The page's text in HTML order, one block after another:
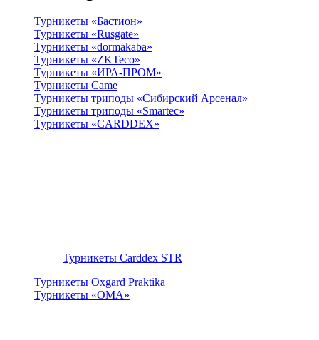
Турникеты «Бастион»
Турникеты «Rusgate»
Турникеты «dormakaba»
Турникеты «ZKTeco»
Турникеты «ИРА-ПРОМ»
Турникеты Came
Турникеты триподы «Сибирский Арсенал»
Турникеты триподы «Smartec»
Турникеты «CARDDEX»
Турникеты Carddex STR
Турникеты Oxgard Praktika
Турникеты «ОМА»